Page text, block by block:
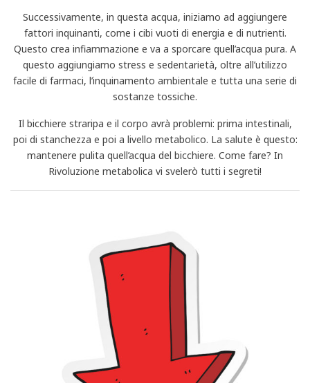
Successivamente, in questa acqua, iniziamo ad aggiungere
fattori inquinanti, come i cibi vuoti di energia e di nutrienti.
Questo crea infiammazione e va a sporcare quell’acqua pura. A
questo aggiungiamo stress e sedentarietà, oltre all’utilizzo
facile di farmaci, l’inquinamento ambientale e tutta una serie di
sostanze tossiche.
Il bicchiere straripa e il corpo avrà problemi: prima intestinali,
poi di stanchezza e poi a livello metabolico. La salute è questo:
mantenere pulita quell’acqua del bicchiere. Come fare? In
Rivoluzione metabolica vi svelerò tutti i segreti!